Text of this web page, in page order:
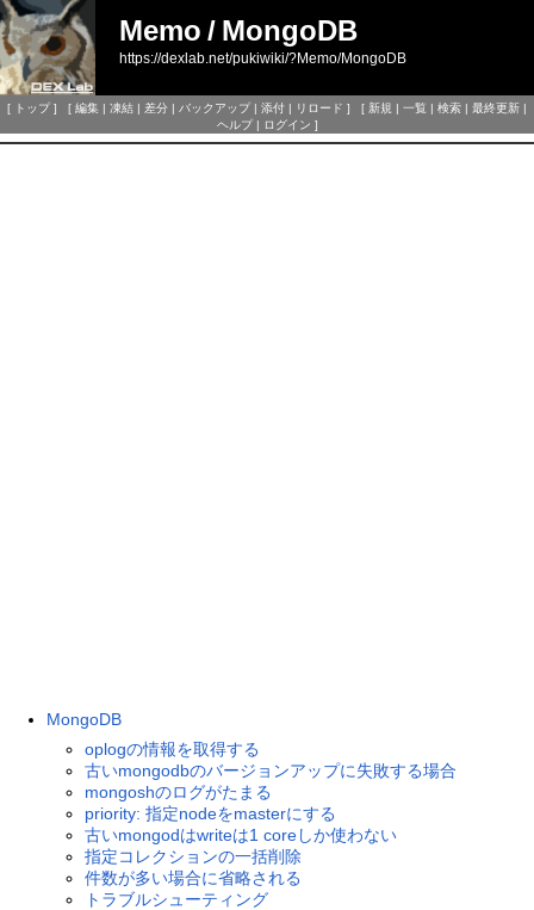
Memo / MongoDB
https://dexlab.net/pukiwiki/?Memo/MongoDB
[ トップ] [ 編集 | 凍結 | 差分 | バックアップ| 添付 | リロード ] [ 新規 | 一覧 | 検索 | 最終更新 |
ヘルプ| ログイン ]
MongoDB
oplogの情報を取得する
古いmongodbのバージョンアップに失敗する場合
mongoshのログがたまる
priority: 指定nodeをmasterにする
古いmongodはwriteは1 coreしか使わない
指定コレクションの一括削除
件数が多い場合に省略される
トラブルシューティング